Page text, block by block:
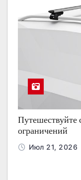
ограничений
Июл 21, 2026